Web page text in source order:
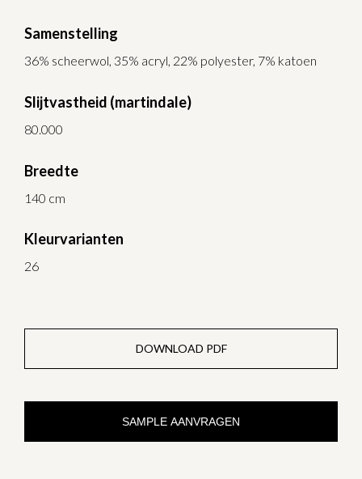
Samenstelling
36% scheerwol, 35% acryl, 22% polyester, 7% katoen
Slijtvastheid (martindale)
80.000
Breedte
140 cm
Kleurvarianten
26
DOWNLOAD PDF
SAMPLE AANVRAGEN